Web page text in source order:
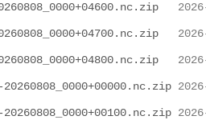
20260808_0000+00000.nc.zip
20260808_0000+00100.nc.zip